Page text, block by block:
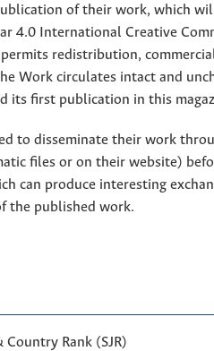
of their work, which
4.0 International Creative
redistribution,
Work circulates intact and
its first publication in this
to disseminate their work
files or on their website)
can produce interesting
the published work.
Country Rank (SJR)